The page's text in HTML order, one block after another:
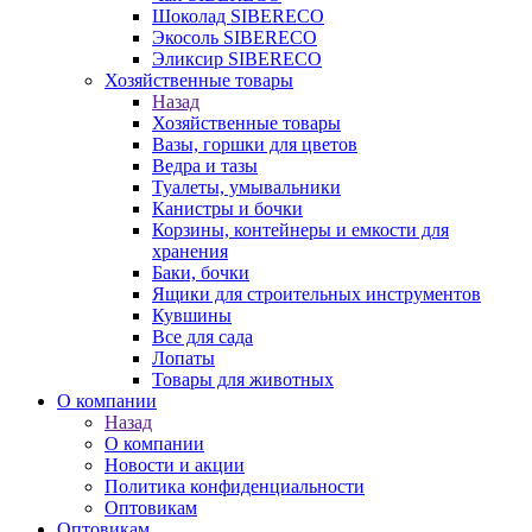
Шоколад SIBERECO
Экосоль SIBERECO
Эликсир SIBERECO
Хозяйственные товары
Назад
Хозяйственные товары
Вазы, горшки для цветов
Ведра и тазы
Туалеты, умывальники
Канистры и бочки
Корзины, контейнеры и емкости для
хранения
Баки, бочки
Ящики для строительных инструментов
Кувшины
Все для сада
Лопаты
Товары для животных
О компании
Назад
О компании
Новости и акции
Политика конфиденциальности
Оптовикам